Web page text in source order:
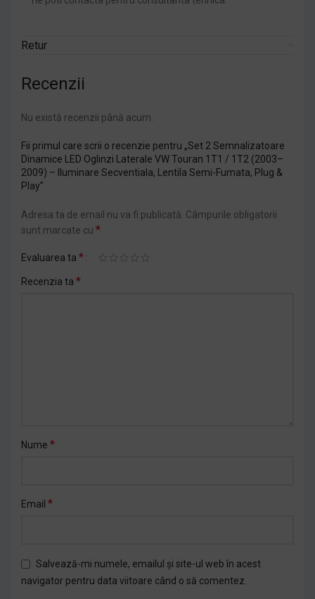
Retur
Recenzii
Nu există recenzii până acum.
Fii primul care scrii o recenzie pentru „Set 2 Semnalizatoare
Dinamice LED Oglinzi Laterale VW Touran 1T1 / 1T2 (2003–
2009) – Iluminare Secventiala, Lentila Semi-Fumata, Plug &
Play”
Adresa ta de email nu va fi publicată. Câmpurile obligatorii
sunt marcate cu *
Evaluarea ta *
Recenzia ta *
Nume *
Email *
Salvează-mi numele, emailul și site-ul web în acest
navigator pentru data viitoare când o să comentez.